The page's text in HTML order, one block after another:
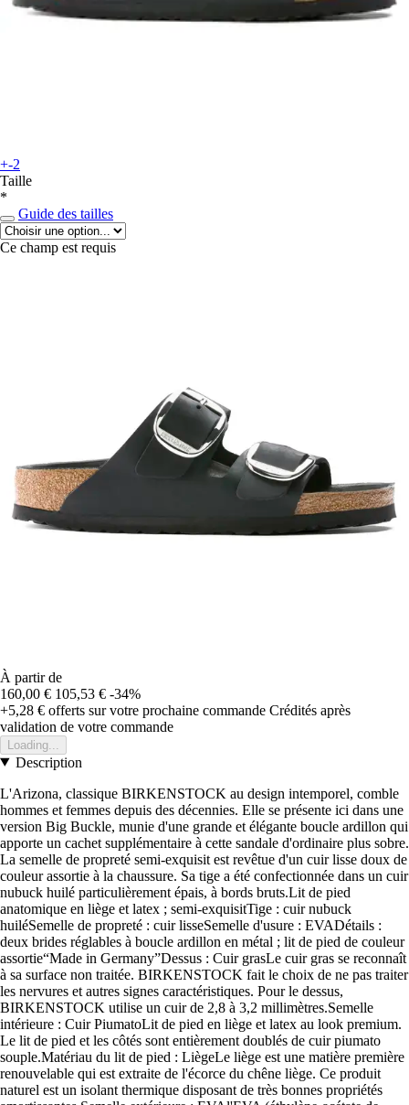
+-2
Taille
*
Guide des tailles
Ce champ est requis
À partir de
160,00 € 105,53 € -34%
+5,28 € offerts sur votre prochaine commande Crédités après
validation de votre commande
Loading...
Description
L'Arizona, classique BIRKENSTOCK au design intemporel, comble
hommes et femmes depuis des décennies. Elle se présente ici dans une
version Big Buckle, munie d'une grande et élégante boucle ardillon qui
apporte un cachet supplémentaire à cette sandale d'ordinaire plus sobre.
La semelle de propreté semi-exquisit est revêtue d'un cuir lisse doux de
couleur assortie à la chaussure. Sa tige a été confectionnée dans un cuir
nubuck huilé particulièrement épais, à bords bruts.Lit de pied
anatomique en liège et latex ; semi-exquisitTige : cuir nubuck
huiléSemelle de propreté : cuir lisseSemelle d'usure : EVADétails :
deux brides réglables à boucle ardillon en métal ; lit de pied de couleur
assortie“Made in Germany”Dessus : Cuir grasLe cuir gras se reconnaît
à sa surface non traitée. BIRKENSTOCK fait le choix de ne pas traiter
les nervures et autres signes caractéristiques. Pour le dessus,
BIRKENSTOCK utilise un cuir de 2,8 à 3,2 millimètres.Semelle
intérieure : Cuir PiumatoLit de pied en liège et latex au look premium.
Le lit de pied et les côtés sont entièrement doublés de cuir piumato
souple.Matériau du lit de pied : LiègeLe liège est une matière première
renouvelable qui est extraite de l'écorce du chêne liège. Ce produit
naturel est un isolant thermique disposant de très bonnes propriétés